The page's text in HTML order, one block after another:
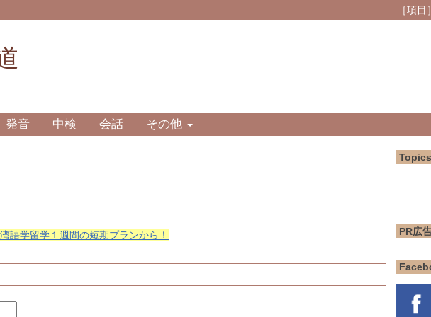
［項
発音 中検 会話 その他
Topics
学留学１週間の短期プランから！ PR広